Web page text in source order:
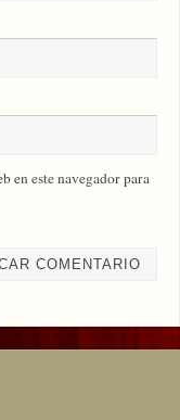
en este navegador para